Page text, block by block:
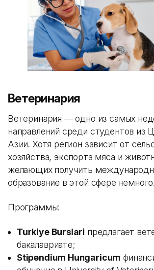
Ветеринария
Ветеринария — одно из самых
направлений среди студентов из
Азии. Хотя регион зависит от
хозяйства, экспорта мяса и
желающих получить
образование в этой сфере немного.
Программы:
Turkiye Burslari предлагает
бакалавриате;
Stipendium Hungaricum